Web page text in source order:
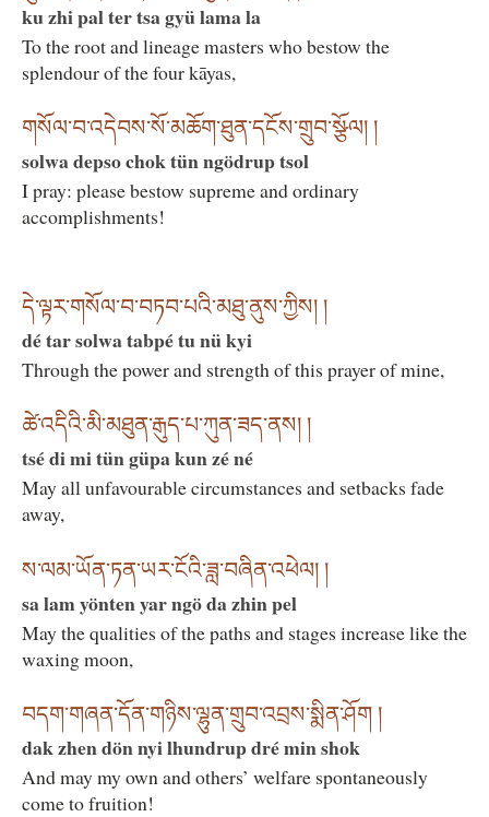
ku zhi pal ter tsa gyü lama la
To the root and lineage masters who bestow the
splendour of the four kāyas,
གསོལ་བ་འདེབས་སོ་མཆོག་ཐུན་དངོས་གྲུབ་སྩོལ། །
solwa depso chok tün ngödrup tsol
I pray: please bestow supreme and ordinary
accomplishments!
དེ་ལྟར་གསོལ་བ་བཏབ་པའི་མཐུ་ནུས་ཀྱིས། །
dé tar solwa tabpé tu nü kyi
Through the power and strength of this prayer of mine,
ཚེ་འདིའི་མི་མཐུན་རྒུད་པ་ཀུན་ཟད་ནས། །
tsé di mi tün güpa kun zé né
May all unfavourable circumstances and setbacks fade
away,
ས་ལམ་ཡོན་ཏན་ཡར་ངོའི་ཟླ་བཞིན་འཕེལ། །
sa lam yönten yar ngö da zhin pel
May the qualities of the paths and stages increase like the
waxing moon,
བདག་གཞན་དོན་གཉིས་ལྷུན་གྲུབ་འབྲས་སྨིན་ཤོག །
dak zhen dön nyi lhundrup dré min shok
And may my own and others’ welfare spontaneously
come to fruition!